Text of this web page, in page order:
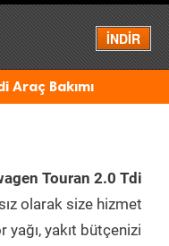
İNDİR
Menü
Araç Bakımı
Touran 2.0 Tdi
olarak size hizmet
yakıt bütçenizi